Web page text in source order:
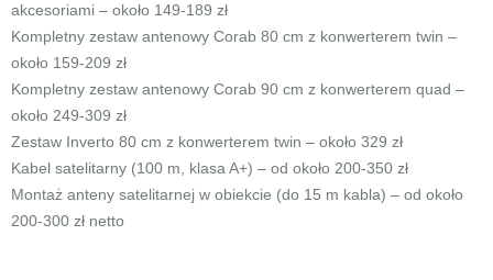
akcesoriami – około 149-189 zł
Kompletny zestaw antenowy Corab 80 cm z konwerterem twin –
około 159-209 zł
Kompletny zestaw antenowy Corab 90 cm z konwerterem quad –
około 249-309 zł
Zestaw Inverto 80 cm z konwerterem twin – około 329 zł
Kabel satelitarny (100 m, klasa A+) – od około 200-350 zł
Montaż anteny satelitarnej w obiekcie (do 15 m kabla) – od około
200-300 zł netto